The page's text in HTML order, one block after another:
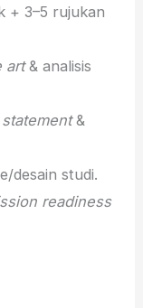
3–5 rujukan
art& analisis
&
desain studi.
readiness